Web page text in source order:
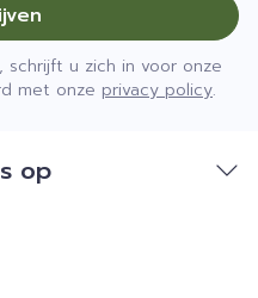
schrijft u zich in voor onze
met onze privacy policy.
op